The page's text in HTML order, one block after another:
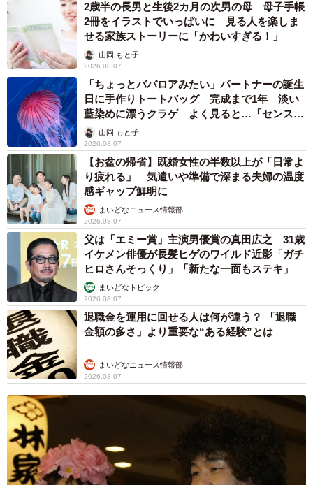
2歳半の長男と生後2カ月の次男の母 母子手帳
2冊をイラストでいっぱいに 見る人を楽しま
せる家族ストーリーに「かわいすぎる！」
山岡 もと子
2026.08.07
「ちょっとババロアみたい」パートナーの誕生
日に手作りトートバッグ 完成まで1年 淡い
藍染めに漂うクラゲ よく見ると…「センスす
ごい」山岡 もと子
2026.08.07
【お盆の帰省】既婚女性の半数以上が「日常よ
り疲れる」 気遣いや準備で深まる夫婦の温度
感ギャップ鮮明に
まいどなニュース情報部
2026.08.07
父は「エミー賞」主演男優賞の真田広之 31歳
イケメン俳優が長髪ヒゲのワイルド近影「ガチ
ヒロさんそっくり」「新たな一面もステキ」
まいどなトピック
2026.08.07
退職金を運用に回せる人は何が違う？ 「退職
金額の多さ」より重要な“ある経験”とは
まいどなニュース情報部
2026.08.07